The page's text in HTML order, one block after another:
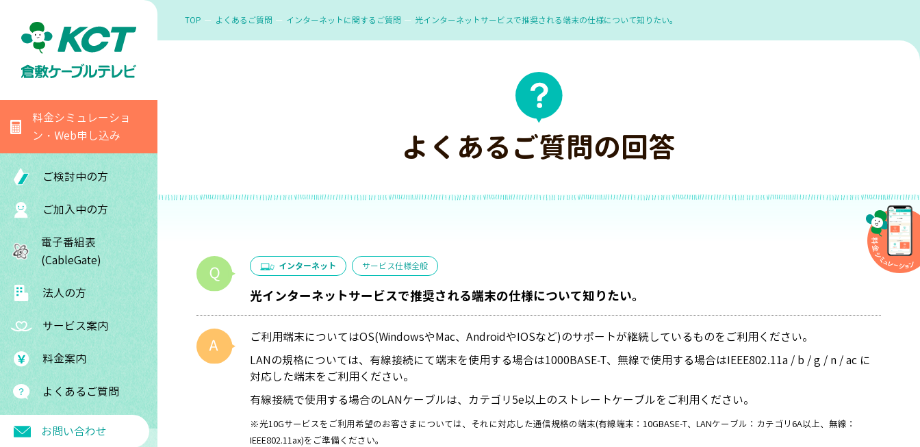
料金シミュレーショ
ン・Web申し込み
ご検討中の方
ご加入中の方
電子番組表
(CableGate)
法人の方
サービス案内
料金案内
よくあるご質問
お問い合わせ
TOP よくあるご質問 インターネットに関するご質問 光インターネットサービスで推奨される端末の仕様について知りたい。
よくあるご質問の回答
インターネット サービス仕様全般
光インターネットサービスで推奨される端末の仕様について知りたい。
ご利用端末についてはOS(WindowsやMac、AndroidやIOSなど)のサポートが継続しているものをご利用ください。
LANの規格については、有線接続にて端末を使用する場合は1000BASE-T、無線で使用する場合はIEEE802.11a / b / g / n / ac に
対応した端末をご利用ください。
有線接続で使用する場合のLANケーブルは、カテゴリ5e以上のストレートケーブルをご利用ください。
※光10Gサービスをご利用希望のお客さまについては、それに対応した通信規格の端末(有線端末：10GBASE-T、LANケーブル：カテゴリ6A以上、無線：
IEEE802.11ax)をご準備ください。